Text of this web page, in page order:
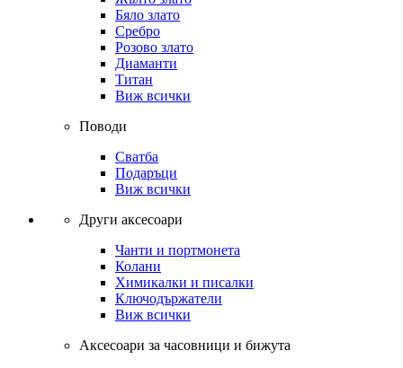
Бяло злато
Сребро
Розово злато
Диаманти
Титан
Виж всички
Поводи
Сватба
Подаръци
Виж всички
Други аксесоари
Чанти и портмонета
Колани
Химикалки и писалки
Ключодържатели
Виж всички
Аксесоари за часовници и бижута